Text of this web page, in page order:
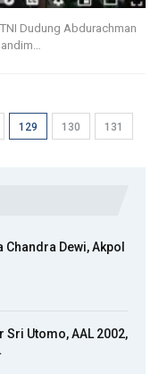
Dudung Abdurachman
129 130 131
Dewi, Akpol
Utomo, AAL 2002,